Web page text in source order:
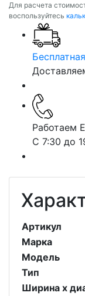
Для расчета
воспользуйтесь
Работаем
С 7:30 до
Артикул
Марка
Модель
Тип
Ширина х